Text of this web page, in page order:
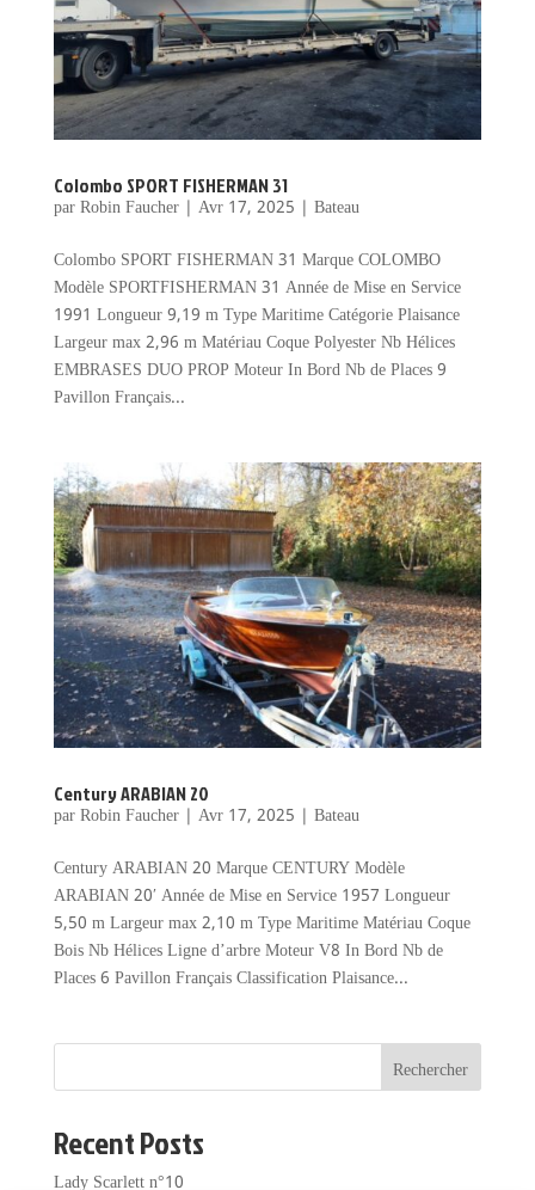
Colombo SPORT FISHERMAN 31
parRobin Faucher| Avr 17, 2025 | Bateau
Colombo SPORT FISHERMAN 31 Marque COLOMBO
Modèle SPORTFISHERMAN 31 Année de Mise en Service
1991 Longueur 9,19 m Type Maritime Catégorie Plaisance
Largeur max 2,96 m Matériau Coque Polyester Nb Hélices
EMBRASES DUO PROP Moteur In Bord Nb de Places 9
Pavillon Français...
Century ARABIAN 20
parRobin Faucher| Avr 17, 2025 | Bateau
Century ARABIAN 20 Marque CENTURY Modèle
ARABIAN 20′ Année de Mise en Service 1957 Longueur
5,50 m Largeur max 2,10 m Type Maritime Matériau Coque
Bois Nb Hélices Ligne d’arbre Moteur V8 In Bord Nb de
Places 6 Pavillon Français Classification Plaisance...
Rechercher
Recent Posts
Lady Scarlett n°10